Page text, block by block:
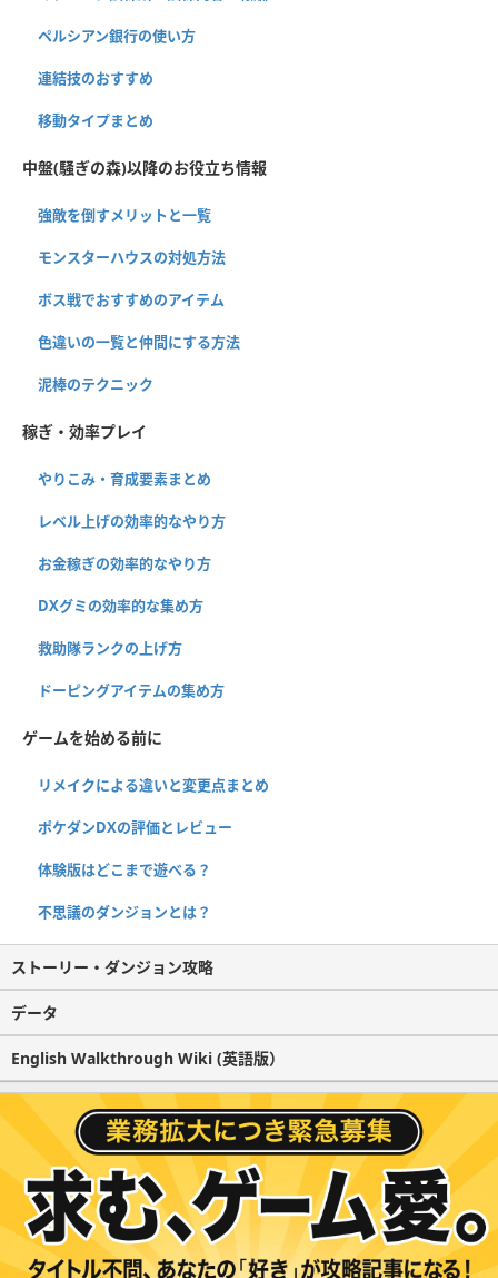
ペルシアン銀行の使い方
連結技のおすすめ
移動タイプまとめ
中盤(騒ぎの森)以降のお役立ち情報
強敵を倒すメリットと一覧
モンスターハウスの対処方法
ボス戦でおすすめのアイテム
色違いの一覧と仲間にする方法
泥棒のテクニック
稼ぎ・効率プレイ
やりこみ・育成要素まとめ
レベル上げの効率的なやり方
お金稼ぎの効率的なやり方
DXグミの効率的な集め方
救助隊ランクの上げ方
ドーピングアイテムの集め方
ゲームを始める前に
リメイクによる違いと変更点まとめ
ポケダンDXの評価とレビュー
体験版はどこまで遊べる？
不思議のダンジョンとは？
ストーリー・ダンジョン攻略
データ
English Walkthrough Wiki (英語版）